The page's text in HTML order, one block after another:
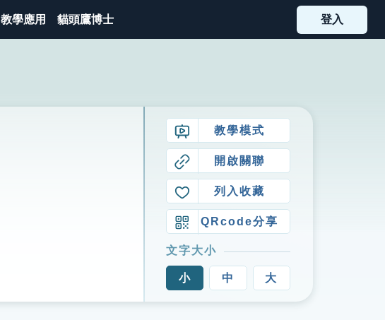
教學應用 貓頭鷹博士 登入
教學模式
開啟關聯
列入收藏
QRcode分享
文字大小
小 中 大